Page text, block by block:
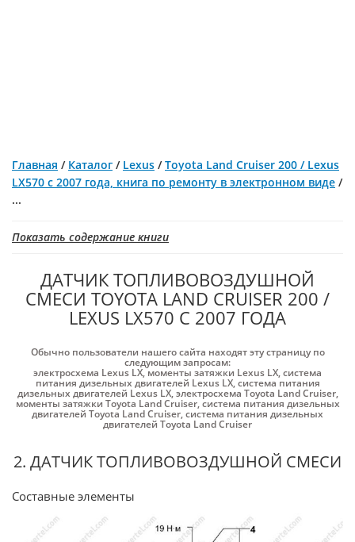
Главная / Каталог / Lexus /Toyota Land Cruiser 200 / Lexus
LX570 с 2007 года, книга по ремонту в электронном виде /
...
Показать содержание книги
ДАТЧИК ТОПЛИВОВОЗДУШНОЙ
СМЕСИ TOYOTA LAND CRUISER 200 /
LEXUS LX570 С 2007 ГОДА
Обычно пользователи нашего сайта находят эту страницу по
следующим запросам:
электросхема Lexus LX,моменты затяжки Lexus LX,система
питания дизельных двигателей Lexus LX,система питания
дизельных двигателей Lexus LX,электросхема Toyota Land Cruiser,
моменты затяжки Toyota Land Cruiser,система питания дизельных
двигателей Toyota Land Cruiser,система питания дизельных
двигателей Toyota Land Cruiser
2. ДАТЧИК ТОПЛИВОВОЗДУШНОЙ СМЕСИ
Составные элементы